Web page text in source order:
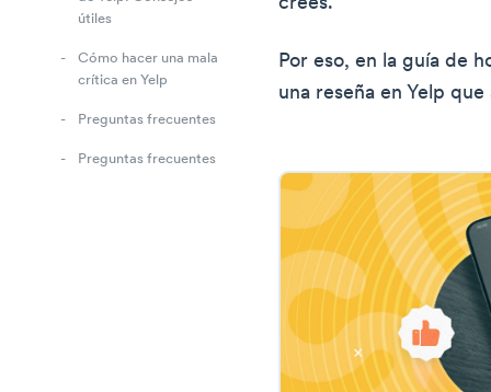
útiles
Cómo hacer una mala
crítica en Yelp
Preguntas frecuentes
Preguntas frecuentes
Por eso, en la guía de
una reseña en Yelp